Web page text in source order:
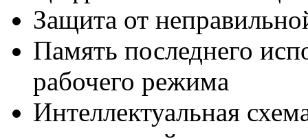
Защита от
Память последнего
рабочего режима
Интеллектуальная